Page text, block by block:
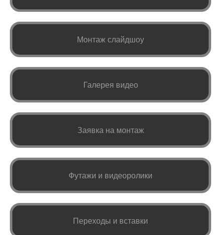
Монтаж слайдшоу
Галерея видео
Заявка на монтаж
Футажи и видеоролики
Переходы и вставки